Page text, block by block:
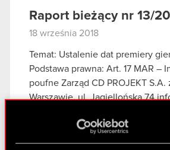
Raport bieżący nr 13/
18 września 2018
Temat: Ustalenie dat premiery
Podstawa prawna: Art. 17 MAR –
poufne Zarząd CD PROJEKT
Warszawie, ul. Jagiellońska 74
Czytaj dalej